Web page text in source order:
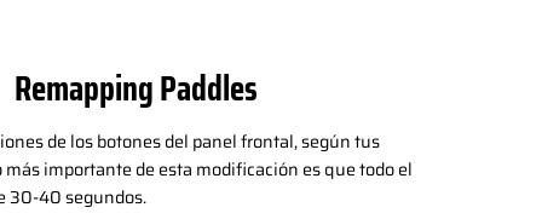
Remapping Paddles
de los botones del panel frontal, según tus
más importante de esta modificación es que todo el
30-40 segundos.